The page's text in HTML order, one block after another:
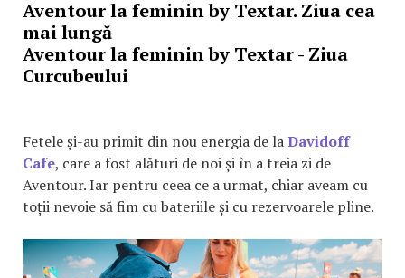
Aventour la feminin by Textar. Ziua cea
mai lungă
Aventour la feminin by Textar - Ziua
Curcubeului
Fetele și-au primit din nou energia de laDavidoff
Cafe, care a fost alături de noi și în a treia zi de
Aventour. Iar pentru ceea ce a urmat, chiar aveam cu
toții nevoie să fim cu bateriile și cu rezervoarele pline.